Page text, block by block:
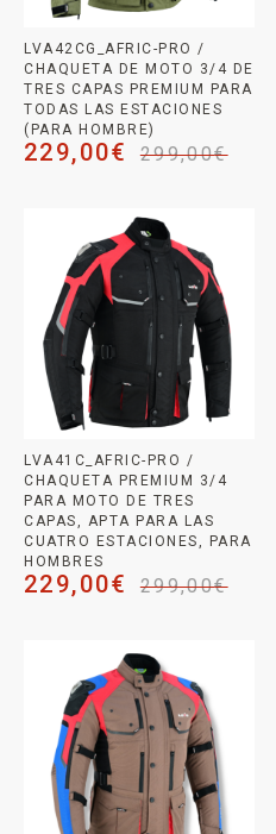
LVA42CG_AFRIC-PRO /
CHAQUETA DE MOTO 3/4 DE
TRES CAPAS PREMIUM PARA
TODAS LAS ESTACIONES
(PARA HOMBRE)
299,00€
229,00€
LVA41C_AFRIC-PRO /
CHAQUETA PREMIUM 3/4
PARA MOTO DE TRES
CAPAS, APTA PARA LAS
CUATRO ESTACIONES, PARA
HOMBRES
299,00€
229,00€